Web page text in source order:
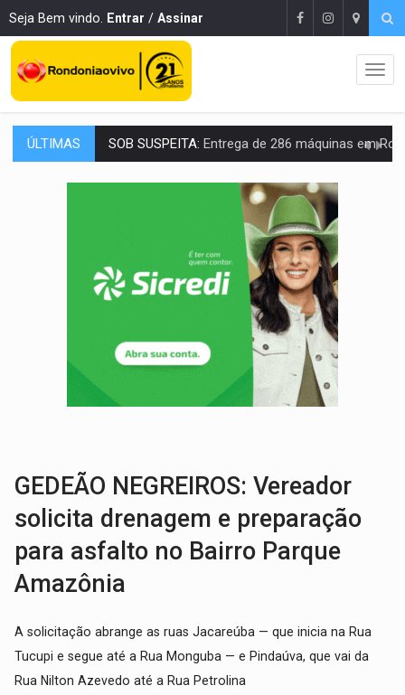
Seja Bem vindo. Entrar / Assinar
ÚLTIMAS ARTIGO:Reter até 50% no distrato imobiliário é legal, mas não pode
DO HOSPITAL AO CAMPO:Veja as mais de 200 ações de Marcos
Grupo Nova Era amplia presença em PVH e transforma Aramix
ROTA GLOBAL:PCC amplia presença internacional e transforma Brasil em
CONEXÃO RONDONIAOVIVO:Museólogo Antônio Ocampo conduz a história de
Ferroviários pedem ao Iphan recuperação de área
VARIANDO O CARDÁPIO: Veja essa receita de carne assada para o
PREJUÍZO AOS ESTUDANTES: Greve dos professores em PVH é
GEDEÃO NEGREIROS: Vereador
solicita drenagem e preparação
para asfalto no Bairro Parque
Amazônia
A solicitação abrange as ruas Jacareúba — que inicia na Rua
Tucupi e segue até a Rua Monguba — e Pindaúva, que vai da
Rua Nilton Azevedo até a Rua Petrolina